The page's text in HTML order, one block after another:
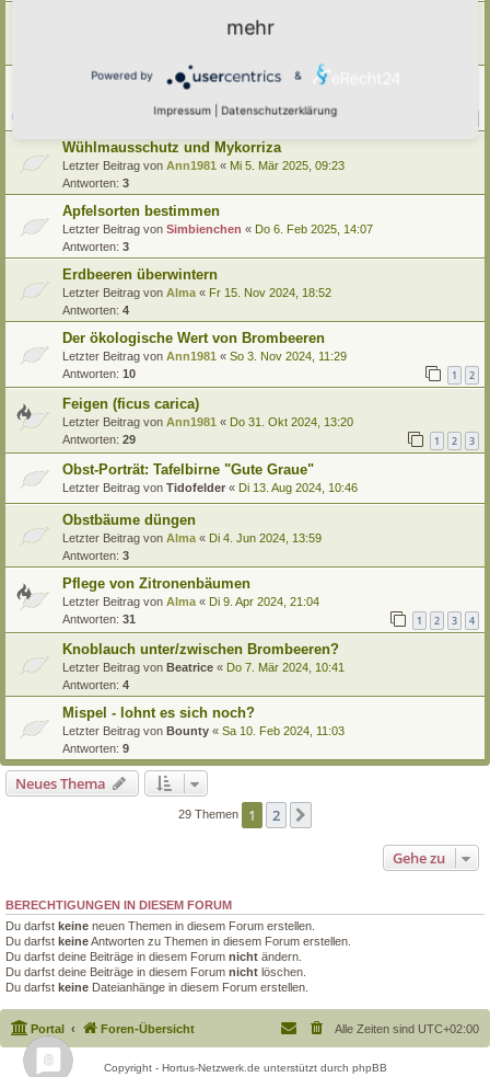
Mi 16. Jul 2025, 18:29
Mirabelle? Kirschpflaume?
Wühlmausschutz und Mykorriza
Letzter Beitrag von Ann1981 « Mi 5. Mär 2025, 09:23
Antworten: 3
Apfelsorten bestimmen
Letzter Beitrag von Simbienchen « Do 6. Feb 2025, 14:07
Antworten: 3
Erdbeeren überwintern
Letzter Beitrag von Alma « Fr 15. Nov 2024, 18:52
Antworten: 4
Der ökologische Wert von Brombeeren
Letzter Beitrag von Ann1981 « So 3. Nov 2024, 11:29
Antworten: 10 1 2
Feigen (ficus carica)
Letzter Beitrag von Ann1981 « Do 31. Okt 2024, 13:20
Antworten: 29 1 2 3
Obst-Porträt: Tafelbirne "Gute Graue"
Letzter Beitrag von Tidofelder « Di 13. Aug 2024, 10:46
Obstbäume düngen
Letzter Beitrag von Alma « Di 4. Jun 2024, 13:59
Antworten: 3
Pflege von Zitronenbäumen
Letzter Beitrag von Alma « Di 9. Apr 2024, 21:04
Antworten: 31 1 2 3 4
Knoblauch unter/zwischen Brombeeren?
Letzter Beitrag von Beatrice « Do 7. Mär 2024, 10:41
Antworten: 4
Mispel - lohnt es sich noch?
Letzter Beitrag von Bounty « Sa 10. Feb 2024, 11:03
Antworten: 9
Neues Thema
29 Themen 1 2
Gehe zu
BERECHTIGUNGEN IN DIESEM FORUM
Du darfst keine neuen Themen in diesem Forum erstellen.
Du darfst keineAntworten zu Themen in diesem Forum erstellen.
Du darfst deine Beiträge in diesem Forum nicht ändern.
Du darfst deine Beiträge in diesem Forum nicht löschen.
Du darfst keine Dateianhänge in diesem Forum erstellen.
Portal Foren-Übersicht Alle Zeiten sind UTC+02:00
Copyright - Hortus-Netzwerk.de unterstützt durch phpBB
mehr
Powered by &
Impressum Datenschutzerklärung